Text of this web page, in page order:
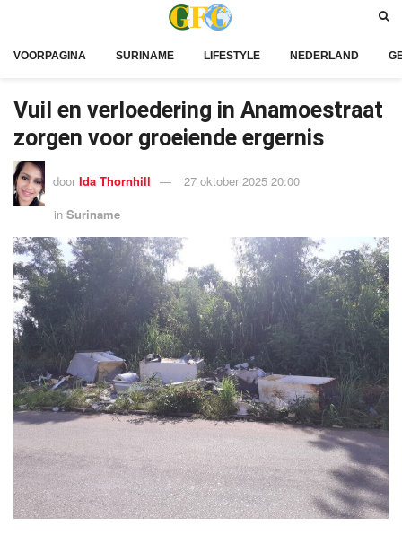
VOORPAGINA SURINAME LIFESTYLE NEDERLAND
Vuil en verloedering in Anamoestraat
zorgen voor groeiende ergernis
door Ida Thornhill
27 oktober 2025 20:00
in Suriname